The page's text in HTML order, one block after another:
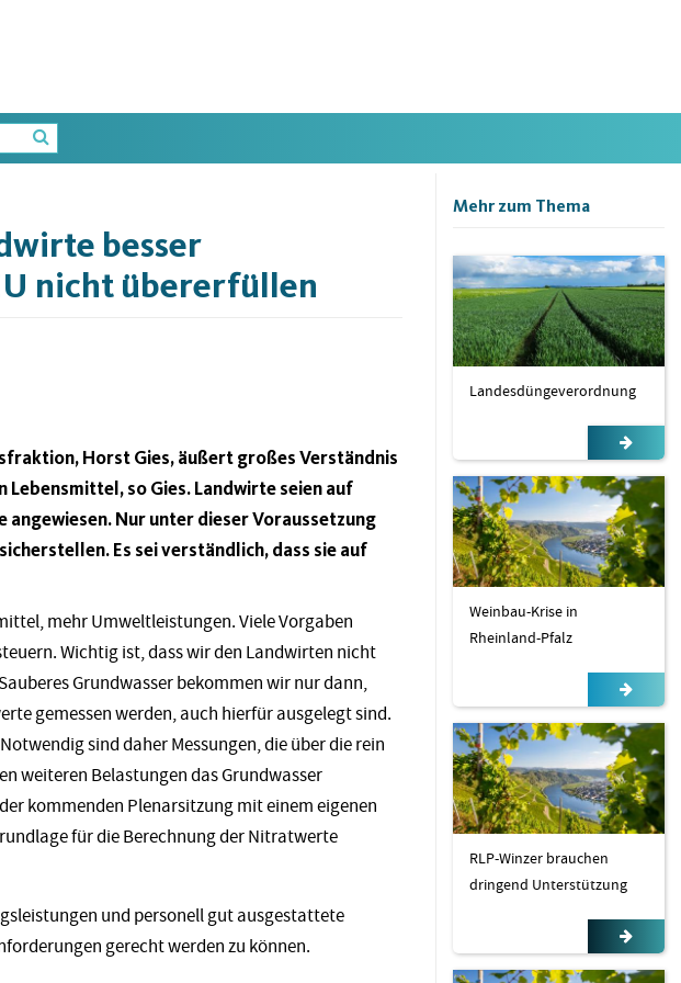
besser
nicht übererfüllen
Horst Gies, äußert großes Verständnis
Lebensmittel, so Gies. Landwirte seien auf
Nur unter dieser Voraussetzung
Es sei verständlich, dass sie auf
mehr Umweltleistungen. Viele Vorgaben
Wichtig ist, dass wir den Landwirten nicht
Grundwasser bekommen wir nur dann,
gemessen werden, auch hierfür ausgelegt sind.
sind daher Messungen, die über die rein
weiteren Belastungen das Grundwasser
kommenden Plenarsitzung mit einem eigenen
für die Berechnung der Nitratwerte
und personell gut ausgestattete
gerecht werden zu können.
Mehr zum Thema
Landesdüngeverordnung
Weinbau-Krise in
Rheinland-Pfalz
RLP-Winzer brauchen
dringend Unterstützung